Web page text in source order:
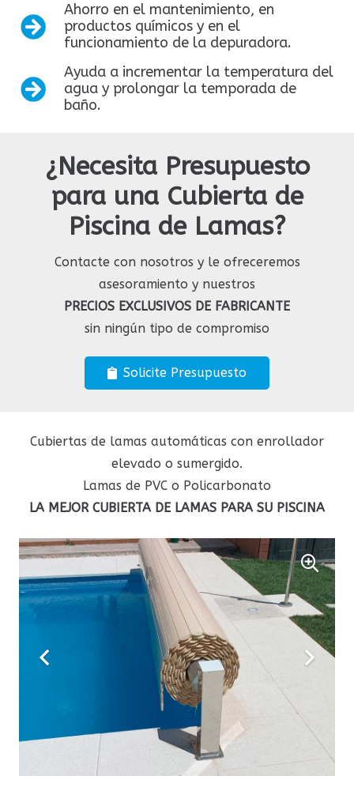
Ahorro en el mantenimiento, en
productos químicos y en el
funcionamiento de la depuradora.
Ayuda a incrementar la temperatura del
agua y prolongar la temporada de
baño.
¿Necesita Presupuesto
para una Cubierta de
Piscina de Lamas?
Contacte con nosotros y le ofreceremos
asesoramiento y nuestros
PRECIOS EXCLUSIVOS DE FABRICANTE
sin ningún tipo de compromiso
Solicite Presupuesto
Cubiertas de lamas automáticas con enrollador
elevado o sumergido.
Lamas de PVC o Policarbonato
LA MEJOR CUBIERTA DE LAMAS PARA SU PISCINA
0